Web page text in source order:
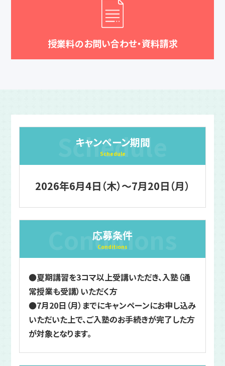
授業料のお問い合わせ・資料請求
Schedule
キャンペーン期間
Schedule
2026年6月4日（木）〜7月20日（月）
Conditions
応募条件
Conditions
●夏期講習を3コマ以上受講いただき、入塾（通
常授業も受講）いただく方
●7月20日（月）までにキャンペーンにお申し込み
いただいた上で、ご入塾のお手続きが完了した方
が対象となります。